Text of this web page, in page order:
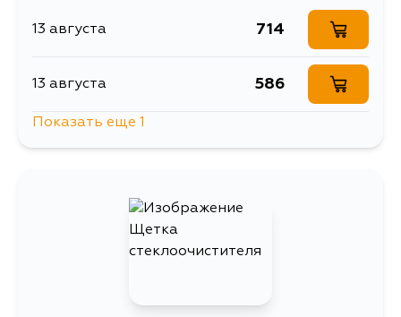
13 августа 714
13 августа 586
Показать еще 1